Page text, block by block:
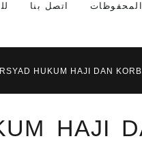
المحفوظات اتصل بنا
IRSYAD HUKUM HAJI DAN
HAJI